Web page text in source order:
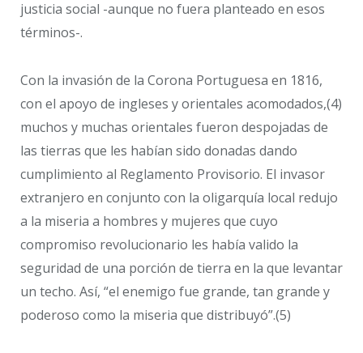
justicia social -aunque no fuera planteado en esos
términos-.
Con la invasión de la Corona Portuguesa en 1816,
con el apoyo de ingleses y orientales acomodados,(4)
muchos y muchas orientales fueron despojadas de
las tierras que les habían sido donadas dando
cumplimiento al Reglamento Provisorio. El invasor
extranjero en conjunto con la oligarquía local redujo
a la miseria a hombres y mujeres que cuyo
compromiso revolucionario les había valido la
seguridad de una porción de tierra en la que levantar
un techo. Así, “el enemigo fue grande, tan grande y
poderoso como la miseria que distribuyó”.(5)